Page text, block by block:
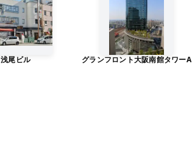
浅尾ビル グランフロント大阪南館タワーA